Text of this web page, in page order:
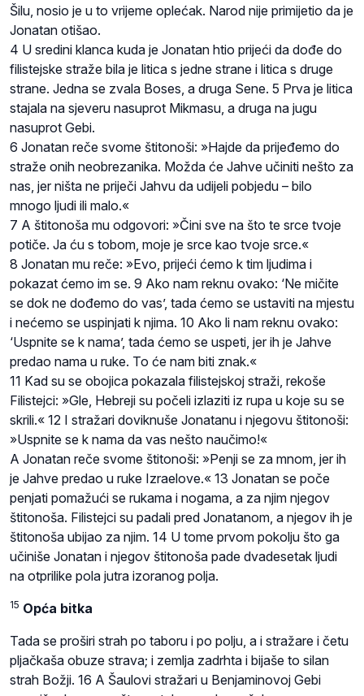
Šilu, nosio je u to vrijeme oplećak. Narod nije primijetio da je
Jonatan otišao.
4 U sredini klanca kuda je Jonatan htio prijeći da dođe do
filistejske straže bila je litica s jedne strane i litica s druge
strane. Jedna se zvala Boses, a druga Sene. 5 Prva je litica
stajala na sjeveru nasuprot Mikmasu, a druga na jugu
nasuprot Gebi.
6 Jonatan reče svome štitonoši: »Hajde da prijeđemo do
straže onih neobrezanika. Možda će Jahve učiniti nešto za
nas, jer ništa ne priječi Jahvu da udijeli pobjedu – bilo
mnogo ljudi ili malo.«
7 A štitonoša mu odgovori: »Čini sve na što te srce tvoje
potiče. Ja ću s tobom, moje je srce kao tvoje srce.«
8 Jonatan mu reče: »Evo, prijeći ćemo k tim ljudima i
pokazat ćemo im se. 9 Ako nam reknu ovako: ‘Ne mičite
se dok ne dođemo do vas’, tada ćemo se ustaviti na mjestu
i nećemo se uspinjati k njima. 10 Ako li nam reknu ovako:
‘Uspnite se k nama’, tada ćemo se uspeti, jer ih je Jahve
predao nama u ruke. To će nam biti znak.«
11 Kad su se obojica pokazala filistejskoj straži, rekoše
Filistejci: »Gle, Hebreji su počeli izlaziti iz rupa u koje su se
skrili.« 12 I stražari doviknuše Jonatanu i njegovu štitonoši:
»Uspnite se k nama da vas nešto naučimo!«
A Jonatan reče svome štitonoši: »Penji se za mnom, jer ih
je Jahve predao u ruke Izraelove.« 13 Jonatan se poče
penjati pomažući se rukama i nogama, a za njim njegov
štitonoša. Filistejci su padali pred Jonatanom, a njegov ih je
štitonoša ubijao za njim. 14 U tome prvom pokolju što ga
učiniše Jonatan i njegov štitonoša pade dvadesetak ljudi
na otprilike pola jutra izoranog polja.
15 Opća bitka
Tada se proširi strah po taboru i po polju, a i stražare i četu
pljačkaša obuze strava; i zemlja zadrhta i bijaše to silan
strah Božji. 16 A Šaulovi stražari u Benjaminovoj Gebi